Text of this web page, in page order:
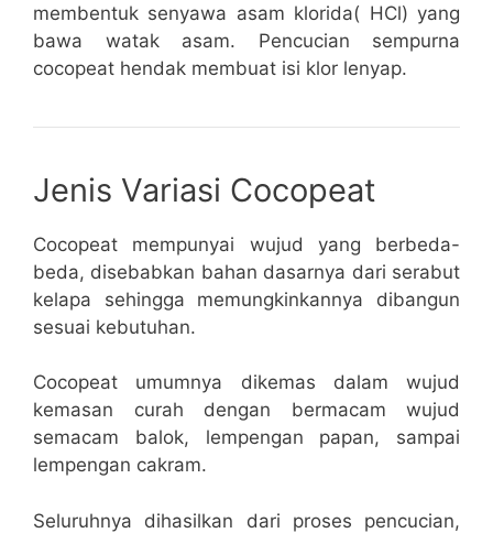
membentuk senyawa asam klorida( HCl) yang
bawa watak asam. Pencucian sempurna
cocopeat hendak membuat isi klor lenyap.
Jenis Variasi Cocopeat
Cocopeat mempunyai wujud yang berbeda-
beda, disebabkan bahan dasarnya dari serabut
kelapa sehingga memungkinkannya dibangun
sesuai kebutuhan.
Cocopeat umumnya dikemas dalam wujud
kemasan curah dengan bermacam wujud
semacam balok, lempengan papan, sampai
lempengan cakram.
Seluruhnya dihasilkan dari proses pencucian,